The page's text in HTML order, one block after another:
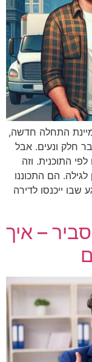
התחלה חדשה,
חלק ונעים. אבל
התוכנית. וזה
הם התכוננו
שבו ייכנסו לדירה
– איך